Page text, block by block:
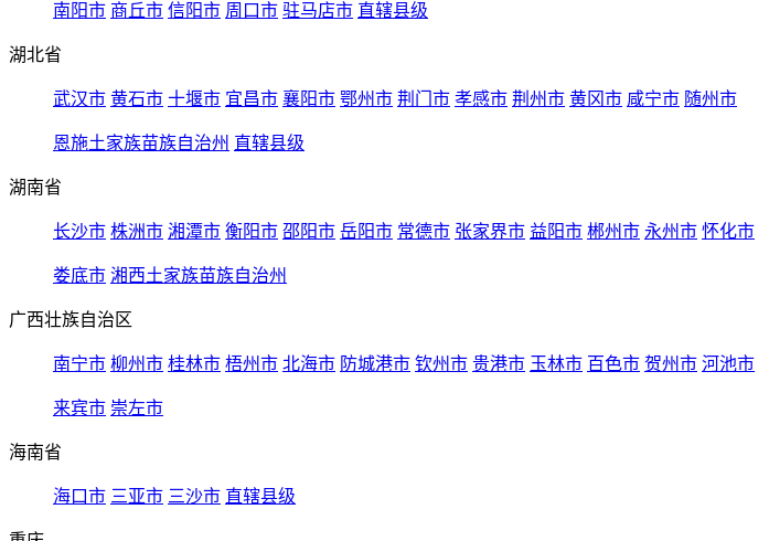
南阳市 商丘市 信阳市 周口市 驻马店市 直辖县级
湖北省
武汉市 黄石市 十堰市 宜昌市 襄阳市 鄂州市 荆门市 孝感市 荆州市 黄冈市 咸宁市 随州市
恩施土家族苗族自治州 直辖县级
湖南省
长沙市 株洲市 湘潭市 衡阳市 邵阳市 岳阳市 常德市 张家界市 益阳市 郴州市 永州市 怀化市
娄底市 湘西土家族苗族自治州
广西壮族自治区
南宁市 柳州市 桂林市 梧州市 北海市 防城港市 钦州市 贵港市 玉林市 百色市 贺州市 河池市
来宾市 崇左市
海南省
海口市 三亚市 三沙市 直辖县级